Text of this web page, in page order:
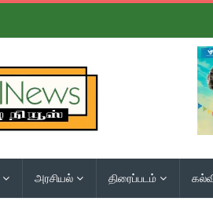
அரசியல் திரைப்படம்